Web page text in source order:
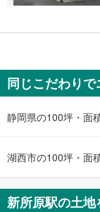
同じこだわり
静岡県の100坪・面
湖西市の100坪・面
新所原駅の土